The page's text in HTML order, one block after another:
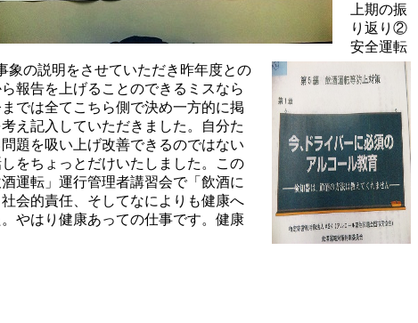
上期の振
り返り②
安全運転
の説明をさせていただき昨年度との
報告を上げることのできるミスなら
では全てこちら側で決め一方的に掲
え記入していただきました。自分た
題を吸い上げ改善できるのではない
をちょっとだけいたしました。この
運転」運行管理者講習会で「飲酒に
会的責任、そしてなによりも健康へ
やはり健康あっての仕事です。健康